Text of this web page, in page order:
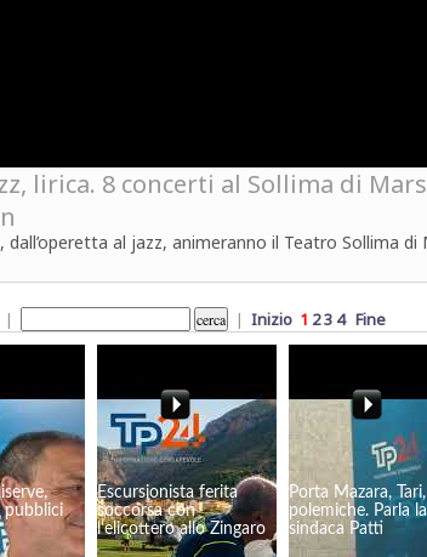
lirica. 8 concerti al Sollima di
al jazz, animeranno il Teatro Sollima
| | Inizio 1 23 4 Fine
pubblici
Escursionista ferita
soccorsa con
l'elicottero allo Zingaro
Porta Mazara,
polemiche. Parla la
sindaca Patti